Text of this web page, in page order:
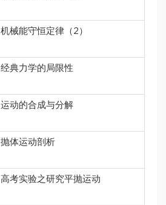
机械能守恒定律（2）
经典力学的局限性
运动的合成与分解
抛体运动剖析
高考实验之研究平抛运动